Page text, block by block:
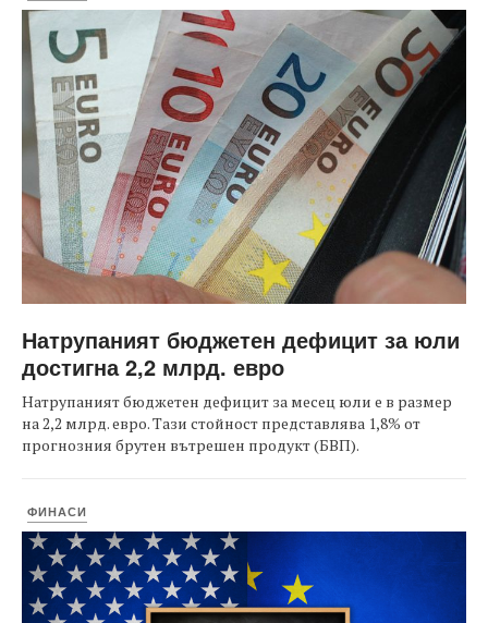
Натрупаният бюджетен дефицит за юли
достигна 2,2 млрд. евро
Натрупаният бюджетен дефицит за месец юли е в размер
на 2,2 млрд. евро. Тази стойност представлява 1,8% от
прогнозния брутен вътрешен продукт (БВП).
ФИНАСИ